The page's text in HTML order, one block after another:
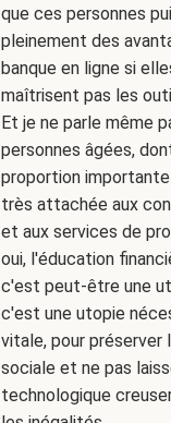
que ces personnes
pleinement des
banque en ligne si
maîtrisent pas les
Et je ne parle même
personnes âgées,
proportion
très attachée aux
et aux services de
oui, l'éducation
c'est peut-être une
c'est une utopie
vitale, pour préserver
sociale et ne pas
technologique